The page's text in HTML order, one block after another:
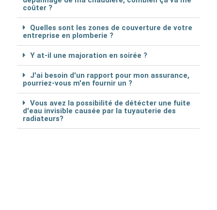
coûter ?
Quelles sont les zones de couverture de votre
entreprise en plomberie ?
Y at-il une majoration en soirée ?
J'ai besoin d'un rapport pour mon assurance,
pourriez-vous m'en fournir un ?
Vous avez la possibilité de détécter une fuite
d'eau invisible causée par la tuyauterie des
radiateurs?